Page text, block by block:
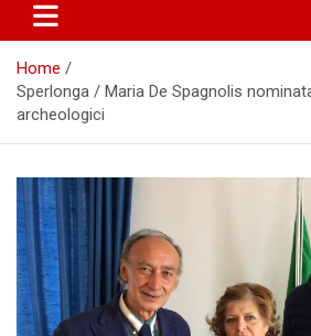
Home
Sperlonga / Maria De Spagnolis
archeologici